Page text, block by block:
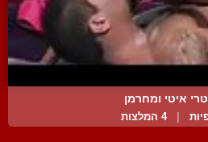
איטי ומחרמן
4 המלצות